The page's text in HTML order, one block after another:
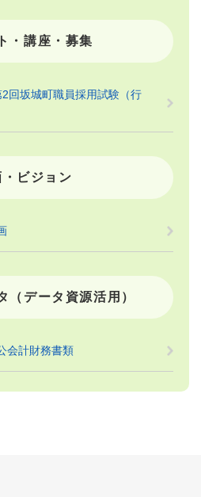
・講座・募集
回坂城町職員採用試験（行
ビジョン
（データ資源活用）
会計財務書類